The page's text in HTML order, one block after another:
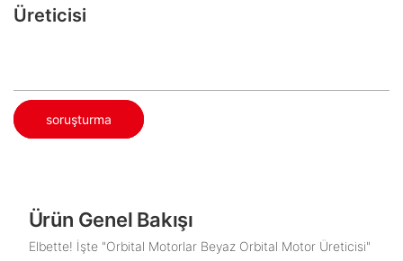
Üreticisi
soruşturma
Ürün Genel Bakışı
Elbette! İşte "Orbital Motorlar Beyaz Orbital Motor Üreticisi"